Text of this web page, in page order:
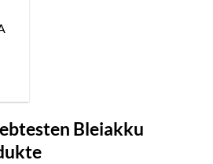
Bleiakku